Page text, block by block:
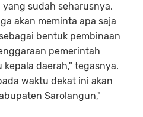
sudah seharusnya.
akan meminta apa saja
bentuk pembinaan
pemerintah
daerah," tegasnya.
waktu dekat ini akan
Sarolangun,"